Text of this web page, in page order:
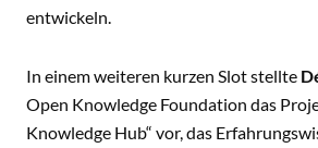
entwickeln.
In einem weiteren kurzen Slot stellte
Open Knowledge Foundation das
Knowledge Hub“ vor, das